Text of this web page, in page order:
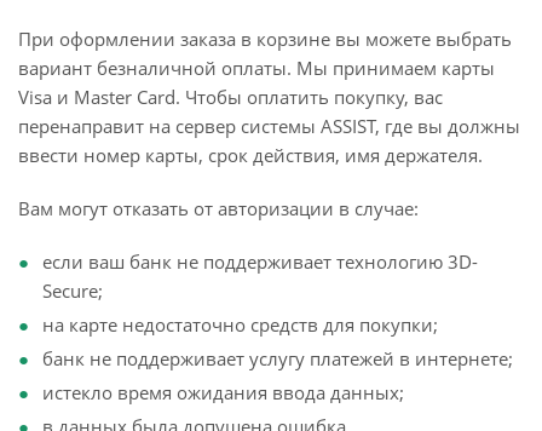
При оформлении заказа в корзине вы можете выбрать
вариант безналичной оплаты. Мы принимаем карты
Visa и Master Card. Чтобы оплатить покупку, вас
перенаправит на сервер системы ASSIST, где вы должны
ввести номер карты, срок действия, имя держателя.
Вам могут отказать от авторизации в случае:
если ваш банк не поддерживает технологию 3D-
Secure;
на карте недостаточно средств для покупки;
банк не поддерживает услугу платежей в интернете;
истекло время ожидания ввода данных;
в данных была допущена ошибка.